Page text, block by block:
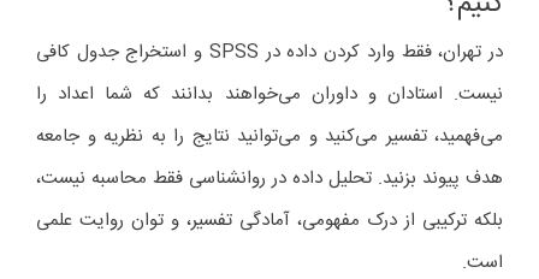
در تهران، فقط وارد کردن داده در SPSS و استخراج جدول کافی
نیست. استادان و داوران می‌خواهند بدانند که شما اعداد را
می‌فهمید، تفسیر می‌کنید و می‌توانید نتایج را به نظریه و جامعه
هدف پیوند بزنید. تحلیل داده در روانشناسی فقط محاسبه نیست،
بلکه ترکیبی از درک مفهومی، آمادگی تفسیر، و توان روایت علمی
است.